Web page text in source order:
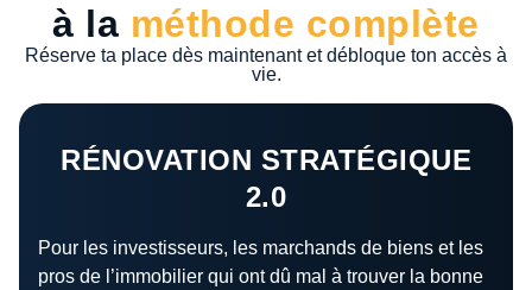
à la méthode complète
Réserve ta place dès maintenant et débloque ton accès à
vie.
RÉNOVATION STRATÉGIQUE
2.0
Pour les investisseurs, les marchands de biens et les
pros de l’immobilier qui ont dû mal à trouver la bonne